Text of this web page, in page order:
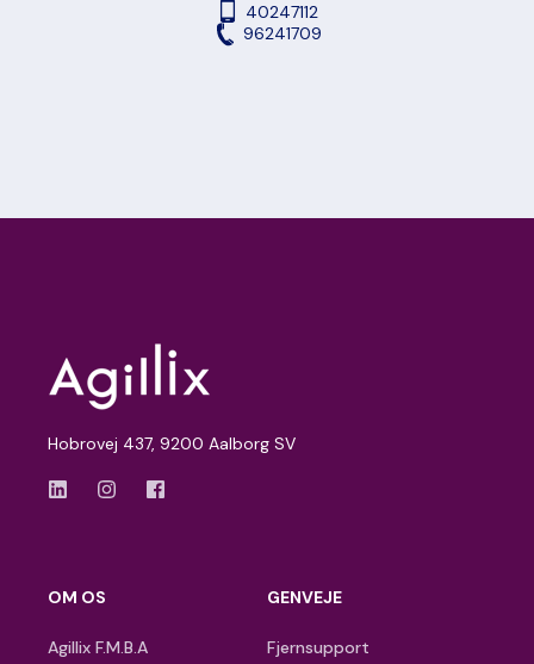
40247112
96241709
Hobrovej 437, 9200 Aalborg SV
OM OS
Agillix F.M.B.A
GENVEJE
Fjernsupport